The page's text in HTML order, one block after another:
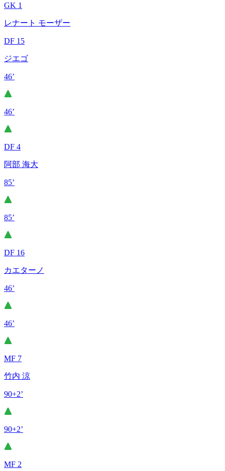
GK 1
レナート モーザー
DF 15
ジエゴ
46’
46’
DF 4
阿部 海大
85’
85’
DF 16
カエターノ
46’
46’
MF 7
竹内 涼
90+2’
90+2’
MF 2